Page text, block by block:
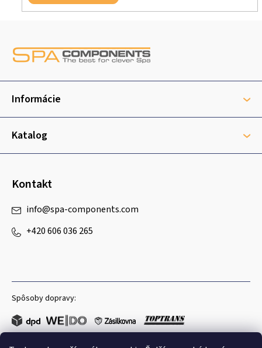
i
ä
i
Informácie
Katalog
Kontakt
info@spa-components.com
+420 606 036 265
Spôsoby dopravy: